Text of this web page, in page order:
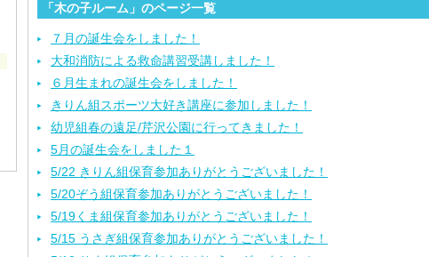
「木の子ルーム」のページ一覧
７月の誕生会をしました！
大和消防による救命講習受講しました！
６月生まれの誕生会をしました！
きりん組スポーツ大好き講座に参加しました！
幼児組春の遠足/芹沢公園に行ってきました！
5月の誕生会をしました１
5/22 きりん組保育参加ありがとうございました！
5/20ぞう組保育参加ありがとうございました！
5/19くま組保育参加ありがとうございました！
5/15 うさぎ組保育参加ありがとうございました！